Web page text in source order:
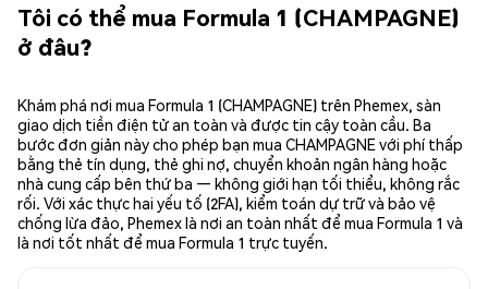
Tôi có thể mua Formula 1 (CHAMPAGNE)
ở đâu?
Khám phá nơi mua Formula 1 (CHAMPAGNE) trên Phemex, sàn
giao dịch tiền điện tử an toàn và được tin cậy toàn cầu. Ba
bước đơn giản này cho phép bạn mua CHAMPAGNE với phí thấp
bằng thẻ tín dụng, thẻ ghi nợ, chuyển khoản ngân hàng hoặc
nhà cung cấp bên thứ ba — không giới hạn tối thiểu, không rắc
rối. Với xác thực hai yếu tố (2FA), kiểm toán dự trữ và bảo vệ
chống lừa đảo, Phemex là nơi an toàn nhất để mua Formula 1 và
là nơi tốt nhất để mua Formula 1 trực tuyến.